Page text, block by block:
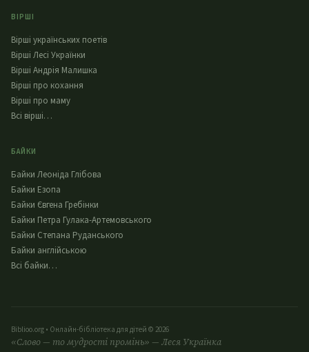
ВІРШІ
Вірші українських поетів
Вірші Лесі Українки
Вірші Андрія Малишка
Вірші про кохання
Вірші про маму
Всі вірші…
БАЙКИ
Байки Леоніда Глібова
Байки Езопа
Байки Євгена Гребінки
Байки Петра Гулака-Артемовського
Байки Степана Руданського
Байки англійською
Всі байки…
Biblioo.org • Онлайн-бібліотека для дітей © 2026
«Слово — то мудрості промінь» — Леся Українка